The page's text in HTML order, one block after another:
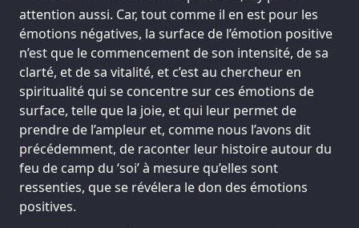
attention aussi. Car, tout comme il en est pour les
émotions négatives, la surface de l’émotion positive
n’est que le commencement de son intensité, de sa
clarté, et de sa vitalité, et c’est au chercheur en
spiritualité qui se concentre sur ces émotions de
surface, telle que la joie, et qui leur permet de
prendre de l’ampleur et, comme nous l’avons dit
précédemment, de raconter leur histoire autour du
feu de camp du ‘soi’ à mesure qu’elles sont
ressenties, que se révélera le don des émotions
positives.